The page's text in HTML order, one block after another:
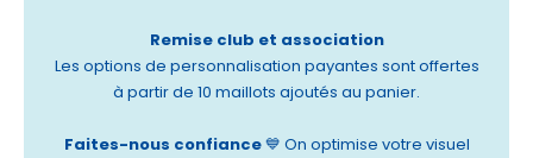
Remise club et association
Les options de personnalisation payantes sont offertes
à partir de 10 maillots ajoutés au panier.
Faites-nous confiance💙 On optimise votre visuel